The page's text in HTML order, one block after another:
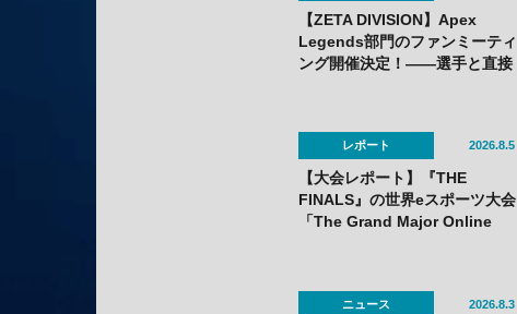
【ZETA DIVISION】Apex
Legends部門のファンミーティ
ング開催決定！——選手と直接
レポート 2026.8.5
【大会レポート】『THE
FINALS』の世界eスポーツ大会
「The Grand Major Online
（土）開催
ニュース 2026.8.3